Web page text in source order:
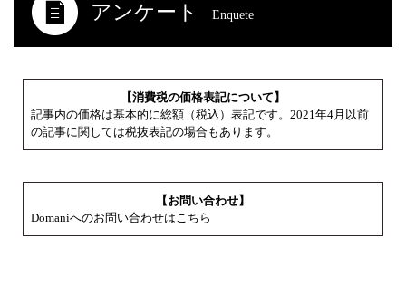
アンケート Enquete
【消費税の価格表記について】
記事内の価格は基本的に総額（税込）表記です。2021年4月以前
の記事に関しては税抜表記の場合もあります。
【お問い合わせ】
Domaniへのお問い合わせはこちら